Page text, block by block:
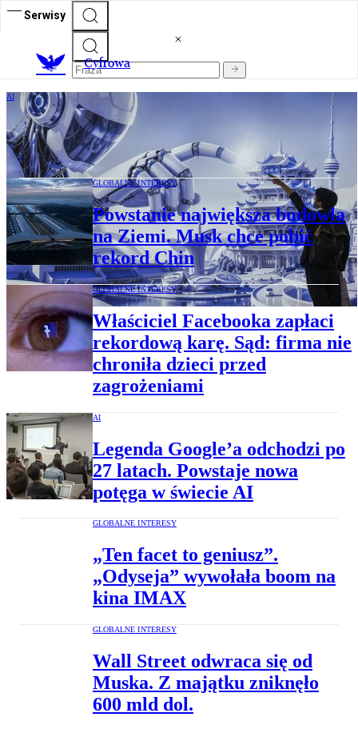
Serwisy
Cyfrowa
AI
Chiny depczą USA po piętach. W AI
zaczyna się nowa faza wyścigu
GLOBALNE INTERESY
Powstanie największa budowla
na Ziemi. Musk chce pobić
rekord Chin
GLOBALNE INTERESY
Właściciel Facebooka zapłaci
rekordową karę. Sąd: firma nie
chroniła dzieci przed
zagrożeniami
AI
Legenda Google’a odchodzi po
27 latach. Powstaje nowa
potęga w świecie AI
GLOBALNE INTERESY
„Ten facet to geniusz”.
„Odyseja” wywołała boom na
kina IMAX
GLOBALNE INTERESY
Wall Street odwraca się od
Muska. Z majątku zniknęło
600 mld dol.